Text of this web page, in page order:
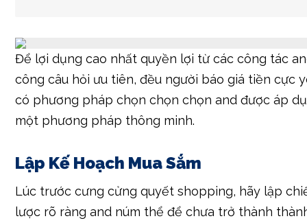
Để lợi dụng cao nhất quyền lợi từ các công tác
công câu hỏi ưu tiên, đều người báo giá tiền cực
có phương pháp chọn chọn chọn and được áp
một phương pháp thông minh.
Lập Kế Hoạch Mua Sắm
Lúc trước cưng cửng quyết shopping, hãy lập
lược rõ ràng and núm thể để chưa trở thành